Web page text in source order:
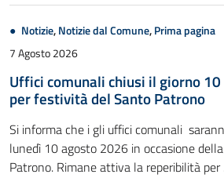
Notizie,Notizie dal Comune,Prima pagina
7 Agosto 2026
Uffici comunali chiusi il giorno
per festività del Santo Patrono
Si informa che i gli uffici comunali
lunedì 10 agosto 2026 in occasione
Patrono. Rimane attiva la reperibilità